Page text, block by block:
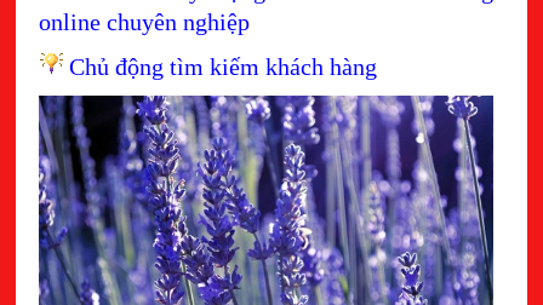
online chuyên nghiệp
Chủ động tìm kiếm khách hàng